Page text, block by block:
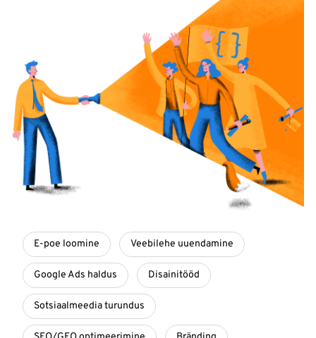
E-poe loomine Veebilehe uuendamine
Google Ads haldus Disainitööd
Sotsiaalmeedia turundus